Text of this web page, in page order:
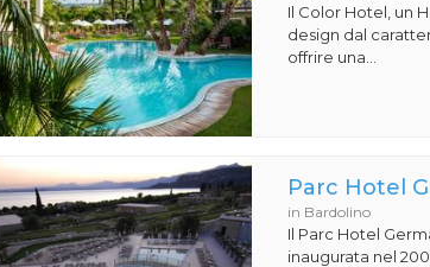
Il Color Hotel, un
design dal
offrire una...
Parc Hotel
in Bardolino
Il Parc Hotel
inaugurata nel